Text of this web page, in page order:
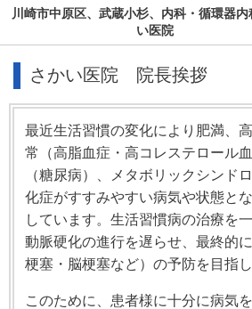
川崎市中原区、武蔵小杉、内科・循環器内
い医院
さかい医院 院長挨拶
最近生活習慣の変化により肥満、
常（高脂血症・高コレステロール
（糖尿病）、メタボリックシンド
化症がすすみやすい病気や状態と
しています。生活習慣病の治療を
動脈硬化の進行を遅らせ、最終的
梗塞・脳梗塞など）の予防を目指し
このために、患者様に十分に病気